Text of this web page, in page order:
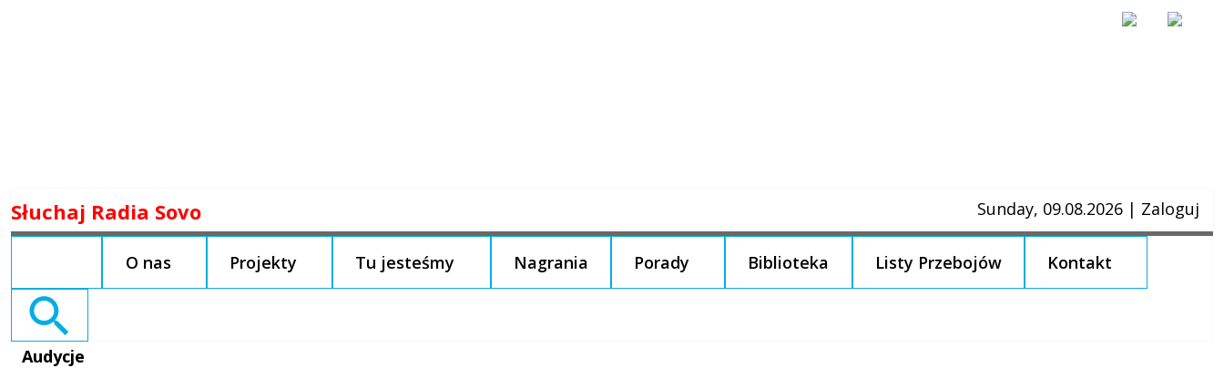
to
Słuchaj Radia Sovo Sunday, 09.08.2026 | Zaloguj
O nas Projekty Tu jesteśmy Nagrania Porady Biblioteka Listy Przebojów Kontakt
Search
Audycje